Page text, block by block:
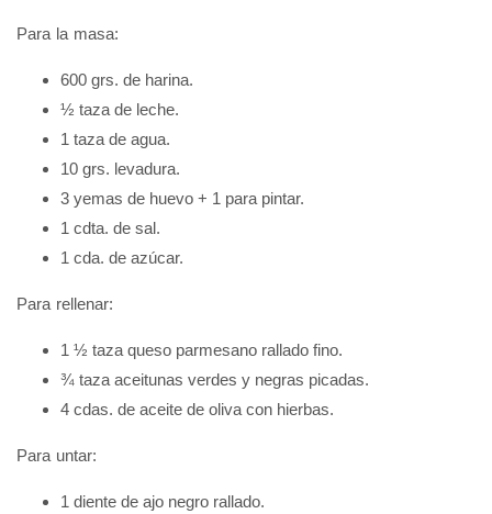
Para la masa:
600 grs. de harina.
½ taza de leche.
1 taza de agua.
10 grs. levadura.
3 yemas de huevo + 1 para pintar.
1 cdta. de sal.
1 cda. de azúcar.
Para rellenar:
1 ½ taza queso parmesano rallado fino.
¾ taza aceitunas verdes y negras picadas.
4 cdas. de aceite de oliva con hierbas.
Para untar:
1 diente de ajo negro rallado.